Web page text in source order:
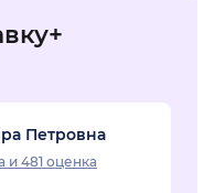
Петровна
и 481 оценка